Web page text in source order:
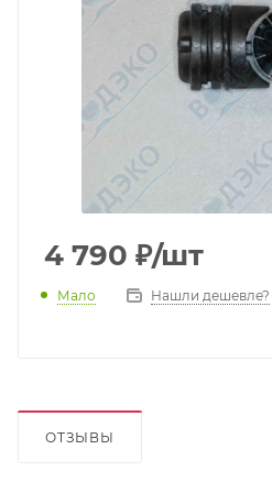
4 790 ₽/шт
Мало Нашли дешевле?
ОТЗЫВЫ